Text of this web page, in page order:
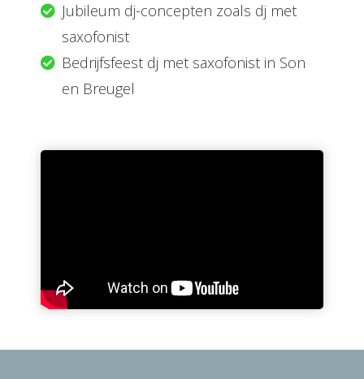
Jubileum dj-concepten zoals dj met
saxofonist
Bedrijfsfeest dj met saxofonist in Son
en Breugel